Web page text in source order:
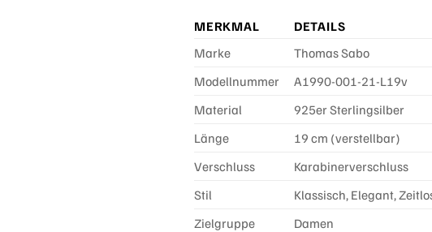
MERKMAL
DETAILS
Marke
Thomas Sabo
Modellnummer
A1990-001-21-L19v
Material
925er Sterlingsilber
Länge
19 cm (verstellbar)
Verschluss
Karabinerverschluss
Stil
Klassisch, Elegant,
Zielgruppe
Damen